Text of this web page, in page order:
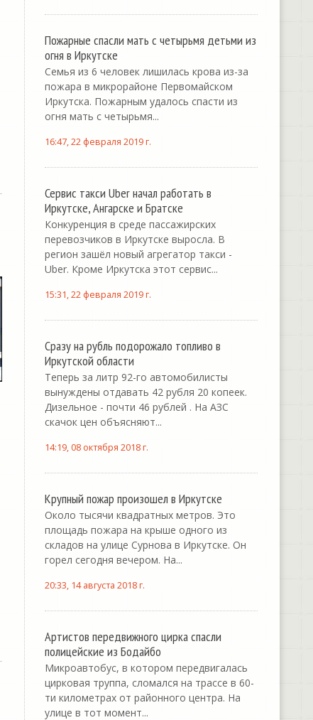
Пожарные спасли мать с четырьмя детьми из
огня в Иркутске
Семья из 6 человек лишилась крова из-за
пожара в микрорайоне Первомайском
Иркутска. Пожарным удалось спасти из
огня мать с четырьмя...
16:47, 22 февраля 2019 г.
Сервис такси Uber начал работать в
Иркутске, Ангарске и Братске
Конкуренция в среде пассажирских
перевозчиков в Иркутске выросла. В
регион зашёл новый агрегатор такси -
Uber. Кроме Иркутска этот сервис...
15:31, 22 февраля 2019 г.
Сразу на рубль подорожало топливо в
Иркутской области
Теперь за литр 92-го автомобилисты
вынуждены отдавать 42 рубля 20 копеек.
Дизельное - почти 46 рублей . На АЗС
скачок цен объясняют...
14:19, 08 октября 2018 г.
Крупный пожар произошел в Иркутске
Около тысячи квадратных метров. Это
площадь пожара на крыше одного из
складов на улице Сурнова в Иркутске. Он
горел сегодня вечером. На...
20:33, 14 августа 2018 г.
Артистов передвижного цирка спасли
полицейские из Бодайбо
Микроавтобус, в котором передвигалась
цирковая труппа, сломался на трассе в 60-
ти километрах от районного центра. На
улице в тот момент...